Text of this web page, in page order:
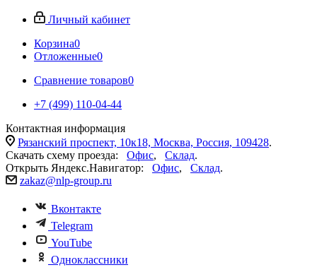
Личный кабинет
Корзина0
Отложенные0
Сравнение товаров0
+7 (499) 110-04-44
Контактная информация
Рязанский проспект, 10к18, Москва, Россия, 109428.
Скачать схему проезда: Офис, Склад.
Открыть Яндекс.Навигатор: Офис, Склад.
zakaz@nlp-group.ru
Вконтакте
Telegram
YouTube
Одноклассники